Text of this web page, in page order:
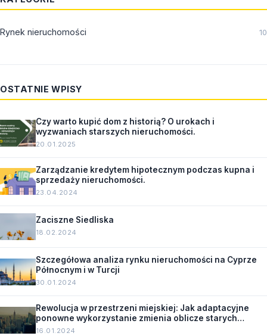
Rynek nieruchomości 10
OSTATNIE WPISY
Czy warto kupić dom z historią? O urokach i
wyzwaniach starszych nieruchomości.
20.01.2025
Zarządzanie kredytem hipotecznym podczas kupna i
sprzedaży nieruchomości.
23.04.2024
Zaciszne Siedliska
18.02.2024
Szczegółowa analiza rynku nieruchomości na Cyprze
Północnym i w Turcji
30.01.2024
Rewolucja w przestrzeni miejskiej: Jak adaptacyjne
ponowne wykorzystanie zmienia oblicze starych
budynków.
16.01.2024